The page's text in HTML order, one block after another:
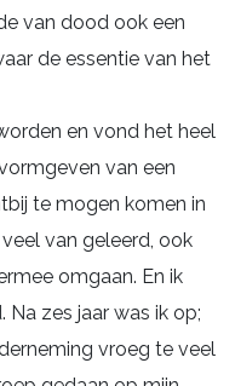
van dood ook een
de essentie van het
en vond het heel
van een
te mogen komen in
veel van geleerd, ook
omgaan. En ik
zes jaar was ik op;
vroeg te veel